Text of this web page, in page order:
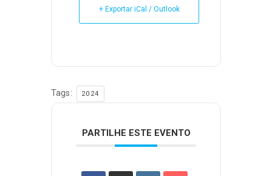
+ Exportar iCal / Outlook
Tags: 2024
PARTILHE ESTE EVENTO